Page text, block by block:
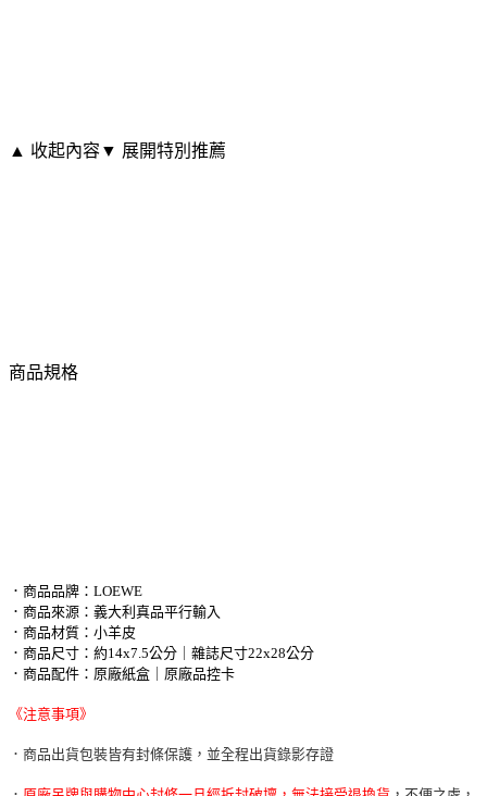
▲ 收起內容▼ 展開特別推薦
商品規格
．商品品牌：LOEWE
．商品來源：義大利真品平行輸入
．商品材質：小羊皮
．商品尺寸：約14x7.5公分｜雜誌尺寸22x28公分
．商品配件：原廠紙盒｜原廠品控卡
《注意事項》
．商品出貨包裝皆有封條保護，並全程出貨錄影存證